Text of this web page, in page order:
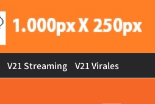
V21 Streaming V21 Virales